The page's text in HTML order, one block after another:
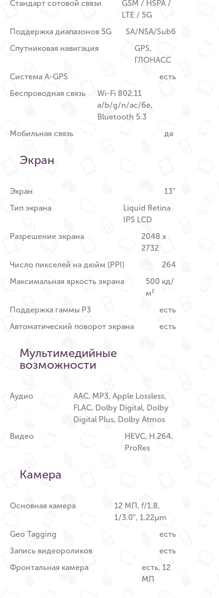
Стандарт сотовой связи
GSM / HSPA /
LTE / 5G
Поддержка диапазонов 5G
SA/NSA/Sub6
Спутниковая навигация
GPS,
ГЛОНАСС
Система A-GPS
есть
Беспроводная связь
Wi-Fi 802.11
a/b/g/n/ac/6e,
Bluetooth 5.3
Мобильная связь
да
Экран
Экран
13″
Тип экрана
Liquid Retina
IPS LCD
Разрешение экрана
2048 x
2732
Число пикселей на дюйм (PPI)
264
Максимальная яркость экрана
500 кд/
м²
Поддержка гаммы P3
есть
Автоматический поворот экрана
есть
Мультимедийные
возможности
Аудио
AAC, MP3, Apple Lossless,
FLAC, Dolby Digital, Dolby
Digital Plus, Dolby Atmos
Видео
HEVC, H.264,
ProRes
Камера
Основная камера
12 МП, f/1.8,
1/3.0″, 1.22µm
Geo Tagging
есть
Запись видеороликов
есть
Фронтальная камера
есть, 12
МП